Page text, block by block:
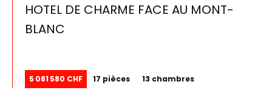
HOTEL DE CHARME FACE AU MONT-
BLANC
5 081 580 CHF 17 pièces 13 chambres